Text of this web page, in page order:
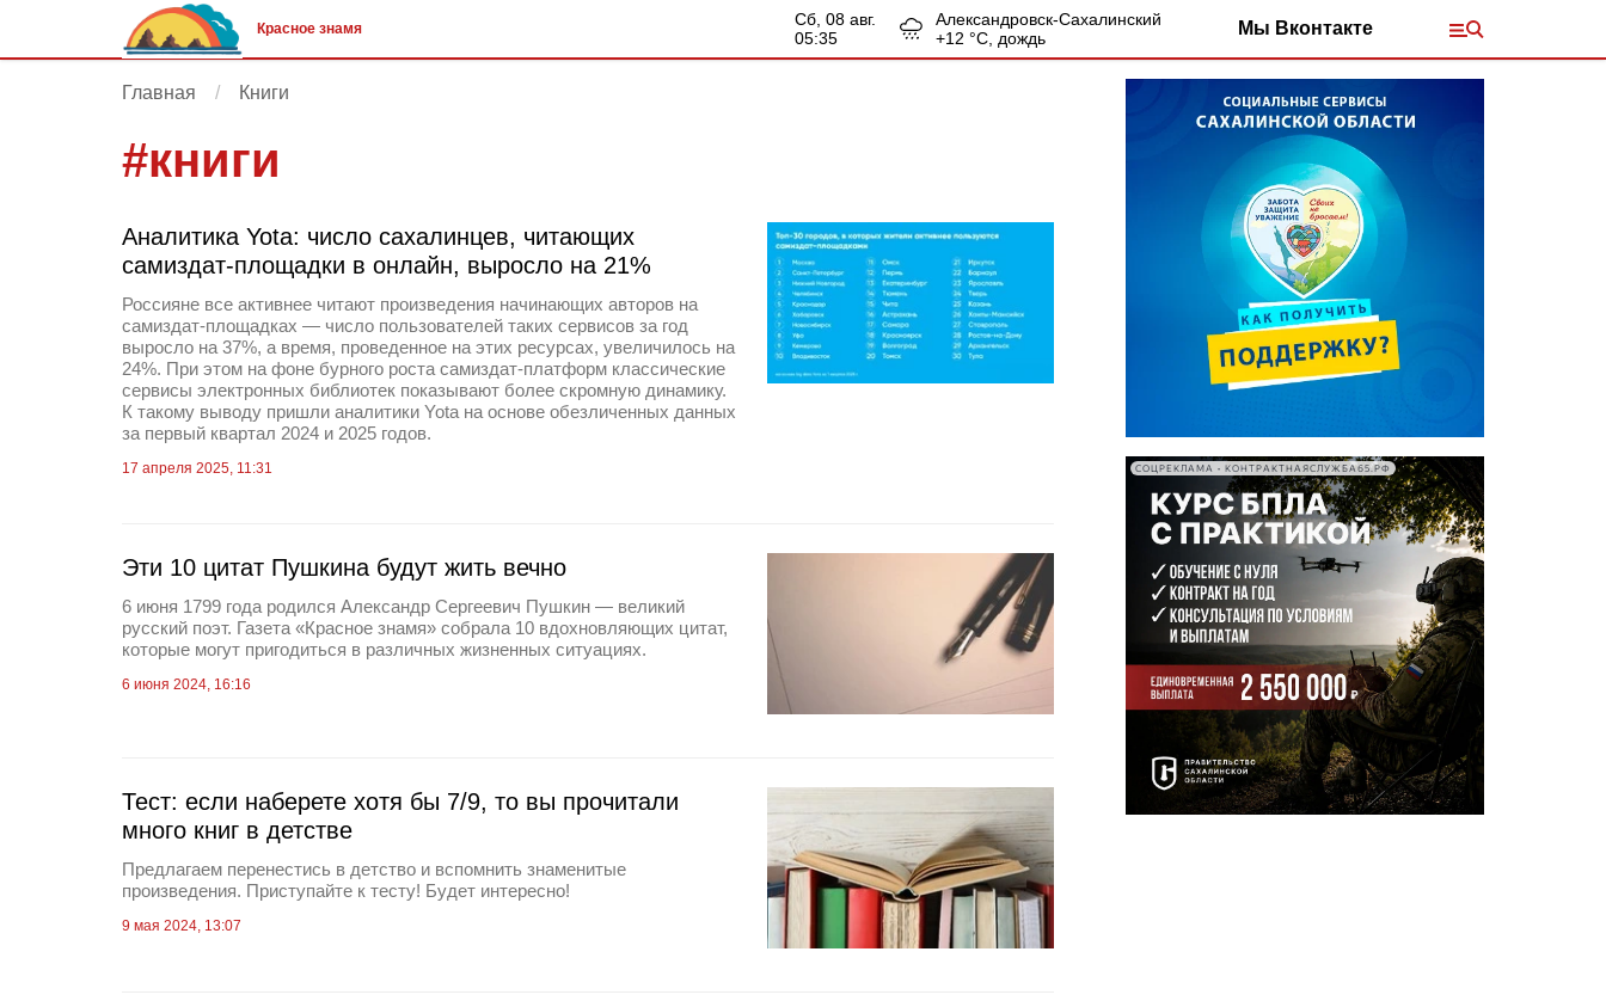
Красное знамя
сб, 08 авг.
05:35
Александровск-Сахалинский
+12 °С, дождь Мы Вконтакте
Главная Книги
#книги
Аналитика Yota: число сахалинцев, читающих
самиздат-площадки в онлайн, выросло на 21%
Россияне все активнее читают произведения начинающих авторов на
самиздат-площадках — число пользователей таких сервисов за год
выросло на 37%, а время, проведенное на этих ресурсах, увеличилось на
24%. При этом на фоне бурного роста самиздат-платформ классические
сервисы электронных библиотек показывают более скромную динамику.
К такому выводу пришли аналитики Yota на основе обезличенных данных
за первый квартал 2024 и 2025 годов.
17 апреля 2025, 11:31
Эти 10 цитат Пушкина будут жить вечно
6 июня 1799 года родился Александр Сергеевич Пушкин — великий
русский поэт. Газета «Красное знамя» собрала 10 вдохновляющих цитат,
которые могут пригодиться в различных жизненных ситуациях.
6 июня 2024, 16:16
Тест: если наберете хотя бы 7/9, то вы прочитали
много книг в детстве
Предлагаем перенестись в детство и вспомнить знаменитые
произведения. Приступайте к тесту! Будет интересно!
9 мая 2024, 13:07
СОЦРЕКЛАМА • КОНТРАКТНАЯСЛУЖБА65.РФ